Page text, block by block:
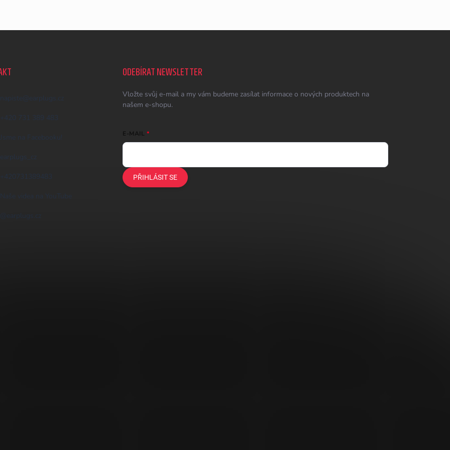
napiste @ earplugs.cz
+420 731 389 483
Jsme na Facebooku!
earplugs_cz
+420731389483
Naše videa na YouTube
@earplugs.cz
ODEBÍRAT NEWSLETTER
Vložte svůj e-mail a my vám budeme zasílat informace o nových produktech na
našem e-shopu.
E-MAIL
PŘIHLÁSIT SE